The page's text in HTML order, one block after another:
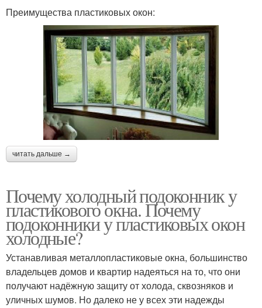
Преимущества пластиковых окон:
читать дальше →
Почему холодный подоконник у
пластикового окна. Почему
подоконники у пластиковых окон
холодные?
Устанавливая металлопластиковые окна, большинство
владельцев домов и квартир надеяться на то, что они
получают надёжную защиту от холода, сквозняков и
уличных шумов. Но далеко не у всех эти надежды